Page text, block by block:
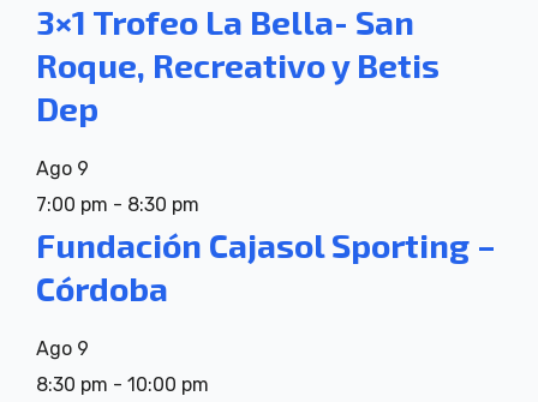
3×1 Trofeo La Bella- San
Roque, Recreativo y Betis
Dep
Ago 9
7:00 pm - 8:30 pm
Fundación Cajasol Sporting –
Córdoba
Ago 9
8:30 pm - 10:00 pm